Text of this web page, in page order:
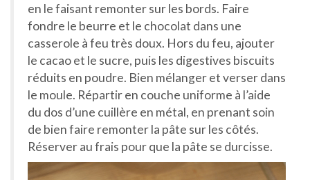
en le faisant remonter sur les bords. Faire
fondre le beurre et le chocolat dans une
casserole à feu très doux. Hors du feu, ajouter
le cacao et le sucre, puis les digestives biscuits
réduits en poudre. Bien mélanger et verser dans
le moule. Répartir en couche uniforme à l’aide
du dos d’une cuillère en métal, en prenant soin
de bien faire remonter la pâte sur les côtés.
Réserver au frais pour que la pâte se durcisse.